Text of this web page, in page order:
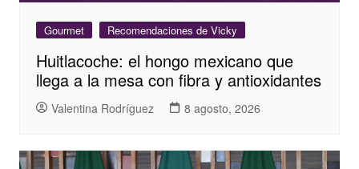
Gourmet Recomendaciones de Vicky
Huitlacoche: el hongo mexicano que
llega a la mesa con fibra y antioxidantes
Valentina Rodríguez 8 agosto, 2026